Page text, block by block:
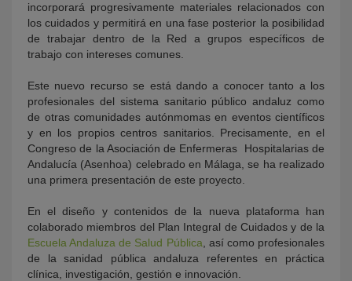
incorporará progresivamente materiales relacionados con
los cuidados y permitirá en una fase posterior la posibilidad
de trabajar dentro de la Red a grupos específicos de
trabajo con intereses comunes.
Este nuevo recurso se está dando a conocer tanto a los
profesionales del sistema sanitario público andaluz como
de otras comunidades autónmomas en eventos científicos
y en los propios centros sanitarios. Precisamente, en el
Congreso de la Asociación de Enfermeras Hospitalarias de
Andalucía (Asenhoa) celebrado en Málaga, se ha realizado
una primera presentación de este proyecto.
En el diseño y contenidos de la nueva plataforma han
colaborado miembros del Plan Integral de Cuidados y de la
Escuela Andaluza de Salud Pública , así como profesionales
de la sanidad pública andaluza referentes en práctica
clínica, investigación, gestión e innovación.